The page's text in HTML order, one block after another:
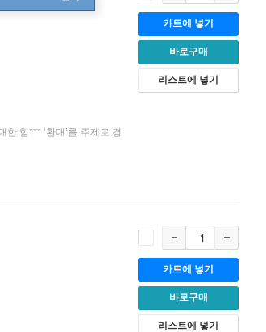
힘*** ‘환대’를 주제로 경
카트에 넣기
바로구매
리스트에 넣기
카트에 넣기
바로구매
리스트에 넣기